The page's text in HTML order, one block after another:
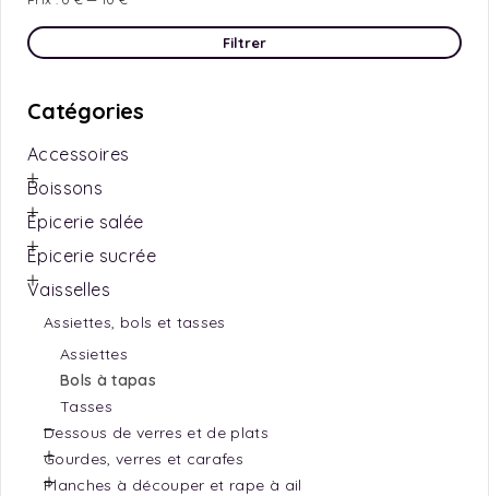
Filtrer
Catégories
Accessoires
Boissons
Épicerie salée
Épicerie sucrée
Vaisselles
Assiettes, bols et tasses
Assiettes
Bols à tapas
Tasses
Dessous de verres et de plats
Gourdes, verres et carafes
Planches à découper et rape à ail